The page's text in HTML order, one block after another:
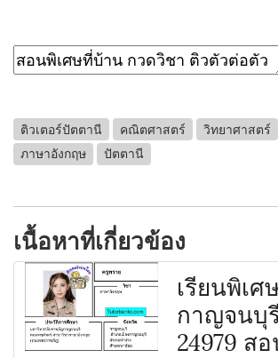
ติวเตอร์ปัตตานี คณิตศาสตร์ วิทยาศาสตร์
ภาษาอังกฤษ
ปัตตานี
เนื้อหาที่เกี่ยวข้อง
เรียนพิเศษ
กาญจนบุ
24979 ส